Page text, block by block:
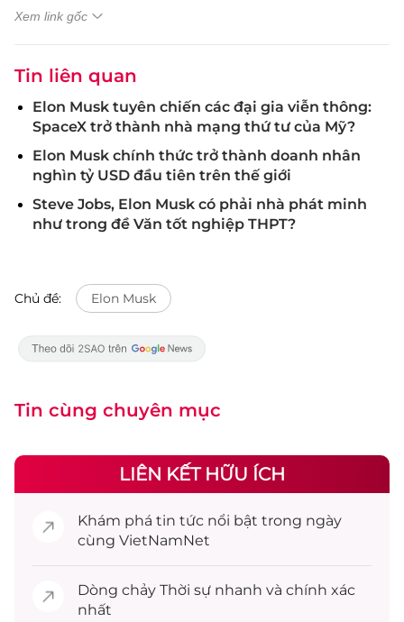
Xem link gốc
Tin liên quan
Elon Musk tuyên chiến các đại gia viễn thông:
SpaceX trở thành nhà mạng thứ tư của Mỹ?
Elon Musk chính thức trở thành doanh nhân
nghìn tỷ USD đầu tiên trên thế giới
Steve Jobs, Elon Musk có phải nhà phát minh
như trong đề Văn tốt nghiệp THPT?
Chủ đề: Elon Musk
Tin cùng chuyên mục
LIÊN KẾT HỮU ÍCH
Khám phá tin tức nổi bật trong ngày
cùng VietNamNet
Dòng chảy Thời sự nhanh và chính xác
nhất